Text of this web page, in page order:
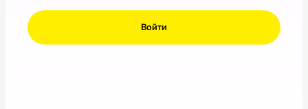
Войти